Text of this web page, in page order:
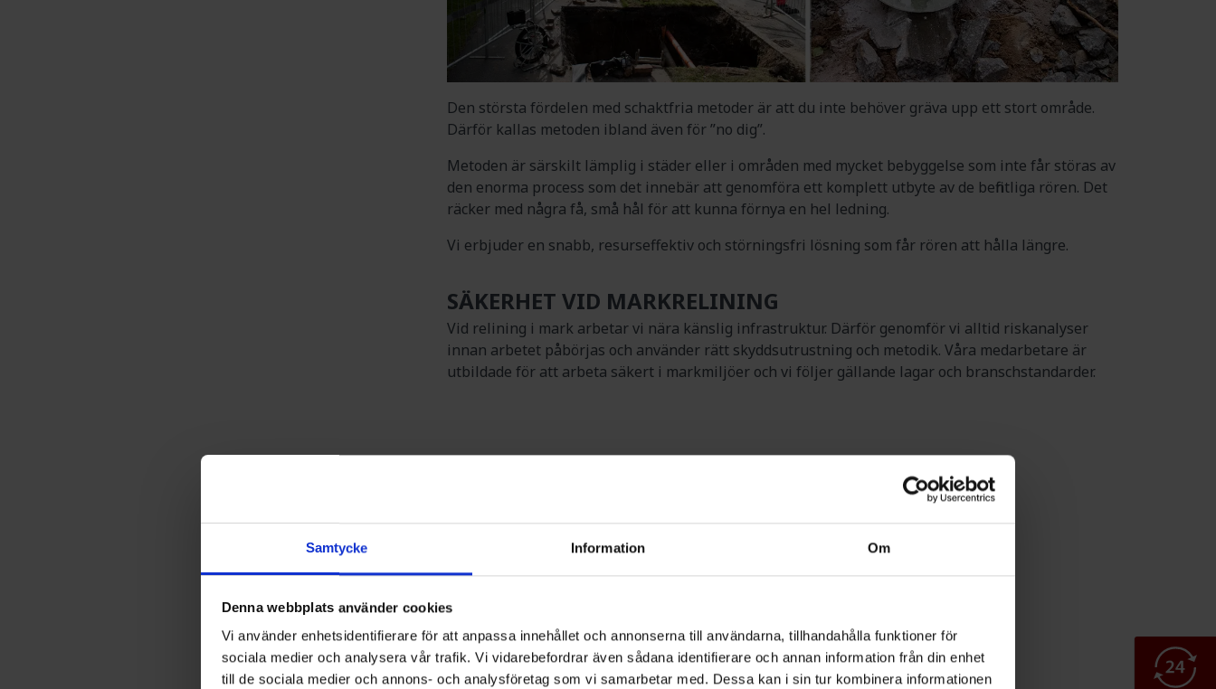
Samtycke Information Om
Denna webbplats använder cookies
Vi använder enhetsidentifierare för att anpassa innehållet och annonserna till användarna, tillhandahålla funktioner för
sociala medier och analysera vår trafik. Vi vidarebefordrar även sådana identifierare och annan information från din enhet
till de sociala medier och annons- och analysföretag som vi samarbetar med. Dessa kan i sin tur kombinera informationen
Den största fördelen med schaktfria metoder är att du inte behöver gräva upp ett stort område.
Därför kallas metoden ibland även för ”no dig”.
Metoden är särskilt lämplig i städer eller i områden med mycket bebyggelse som inte får störas av
den enorma process som det innebär att genomföra ett komplett utbyte av de befintliga rören. Det
räcker med några få, små hål för att kunna förnya en hel ledning.
Vi erbjuder en snabb, resurseffektiv och störningsfri lösning som får rören att hålla längre.
SÄKERHET VID MARKRELINING
Vid relining i mark arbetar vi nära känslig infrastruktur. Därför genomför vi alltid riskanalyser
innan arbetet påbörjas och använder rätt skyddsutrustning och metodik. Våra medarbetare är
utbildade för att arbeta säkert i markmiljöer och vi följer gällande lagar och branschstandarder.
REFERENSPROJEKT
LEDNINGSFÖRNYELSE I
LINDEBORGSRONDELLEN,
MALMÖ
SPILLVATTENLEDNING,
HABO